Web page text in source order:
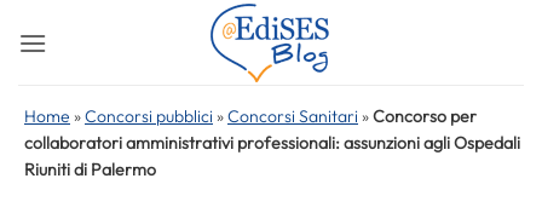
Home »Concorsi pubblici »Concorsi Sanitari »Concorso per
collaboratori amministrativi professionali: assunzioni agli Ospedali
Riuniti di Palermo